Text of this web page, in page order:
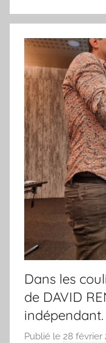
Dans les
de DAVID
indépendant.
Publié le 28 février